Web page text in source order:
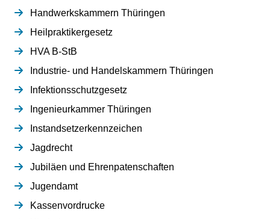
Handwerkskammern Thüringen
Heilpraktikergesetz
HVA B-StB
Industrie- und Handelskammern Thüringen
Infektionsschutzgesetz
Ingenieurkammer Thüringen
Instandsetzerkennzeichen
Jagdrecht
Jubiläen und Ehrenpatenschaften
Jugendamt
Kassenvordrucke